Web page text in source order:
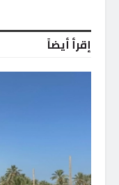
إقرأ أيضاً